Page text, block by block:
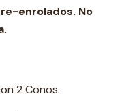
enrolados. No
2 Conos.